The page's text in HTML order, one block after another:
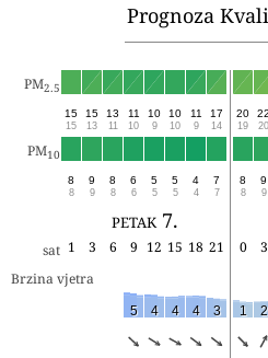
Prognoza
PM2.5
15
15
15
13
13
11
11
10
10
9
10
10
11
9
17
14
20
19
22
20
PM10
8
8
9
9
8
8
6
6
5
5
5
5
4
4
7
7
8
8
9
9
petak 7.
sat 1 3 6 9 12 15 18 21 0 3
Brzina vjetra
5 4 4 4 3 1 2